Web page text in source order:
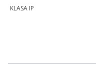
KLASA IP